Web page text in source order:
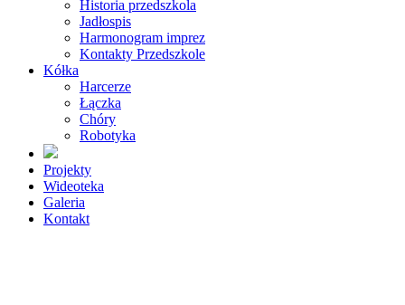
Historia przedszkola
Jadłospis
Harmonogram imprez
Kontakty Przedszkole
Kółka
Harcerze
Łączka
Chóry
Robotyka
Projekty
Wideoteka
Galeria
Kontakt